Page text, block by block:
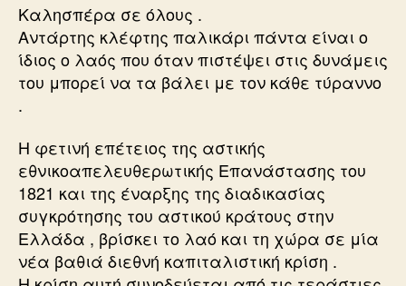
Καλησπέρα σε όλους .
Αντάρτης κλέφτης παλικάρι πάντα είναι ο
ίδιος ο λαός που όταν πιστέψει στις δυνάμεις
του μπορεί να τα βάλει με τον κάθε τύραννο
.
Η φετινή επέτειος της αστικής
εθνικοαπελευθερωτικής Επανάστασης του
1821 και της έναρξης της διαδικασίας
συγκρότησης του αστικού κράτους στην
Ελλάδα , βρίσκει το λαό και τη χώρα σε μία
νέα βαθιά διεθνή καπιταλιστική κρίση .